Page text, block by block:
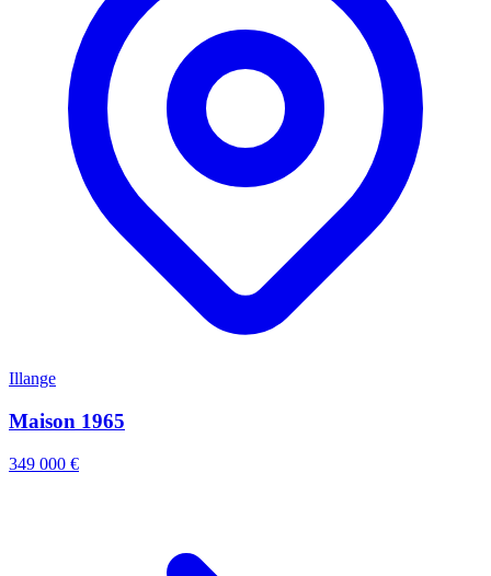
Illange
Maison 1965
349 000 €